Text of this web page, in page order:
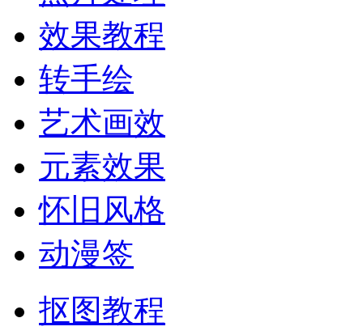
效果教程
转手绘
艺术画效
元素效果
怀旧风格
动漫签
抠图教程